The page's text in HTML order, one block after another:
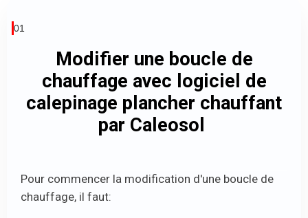
01
Modifier une boucle de
chauffage avec logiciel de
calepinage plancher chauffant
par Caleosol
Pour commencer la modification d'une boucle de
chauffage, il faut: